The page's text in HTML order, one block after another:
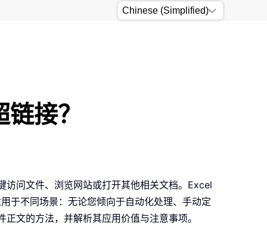
接？
问文件、浏览网站或打开其他相关文档。Excel
于不同场景：无论您倾向于自动化处理、手动定
文的方法，并解析其应用价值与注意事项。